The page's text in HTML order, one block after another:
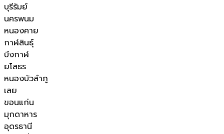
บุรีรัมย์
นครพนม
หนองคาย
กาฬสินธุ์
บึงกาฬ
ยโสธร
หนองบัวลำภู
เลย
ขอนแก่น
มุกดาหาร
อุดรธานี